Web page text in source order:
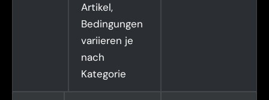
Artikel,
Bedingungen
variieren je
nach
Kategorie